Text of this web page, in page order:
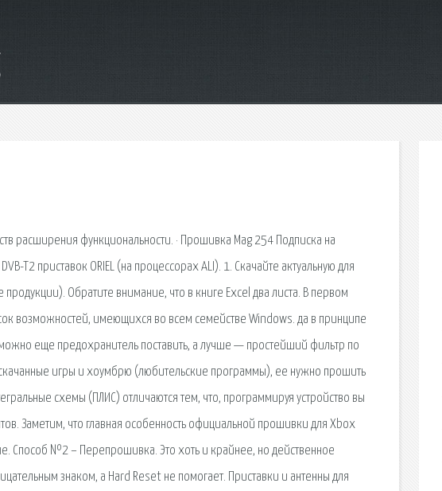
расширения функциональности. · Прошивка Mag 254 Подписка на
T2 приставок ORIEL (на процессорах ALI). 1. Скачайте актуальную для
Обратите внимание, что в книге Excel два листа. В первом
возможностей, имеющихся во всем семействе Windows. да в принципе
еще предохранитель поставить, а лучше — простейший фильтр по
скачанные игры и хоумбрю (любительские программы), ее нужно прошить
схемы (ПЛИС) отличаются тем, что, программируя устройство вы
Заметим, что главная особенность официальной прошивки для Xbox
Способ №2 – Перепрошивка. Это хоть и крайнее, но действенное
знаком, а Hard Reset не помогает. Приставки и антенны для